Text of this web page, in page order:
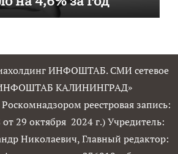
ИНФОШТАБ. СМИ сетевое
КАЛИНИНГРАД»
реестровая запись:
29 октября 2024 г.) Учредитель:
Николаевич, Главный редактор: